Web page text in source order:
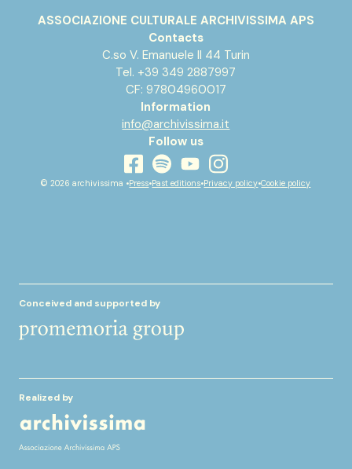
ASSOCIAZIONE CULTURALE ARCHIVISSIMA APS
Contacts
C.so V. Emanuele II 44 Turin
Tel. +39 349 2887997
CF: 97804960017
Information
info@archivissima.it
Follow us
facebook
spotifyyoutubeinstagram
© 2026 archivissima •Press•Past editions•Privacy policy•Cookie policy
Conceived and supported by
Realized by